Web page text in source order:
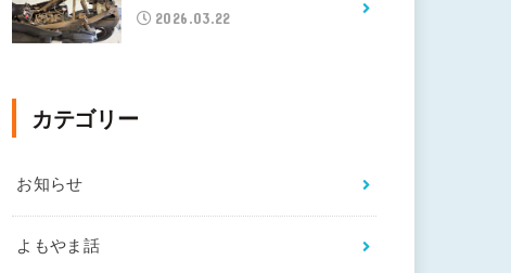
2026.03.22
カテゴリー
お知らせ
よもやま話